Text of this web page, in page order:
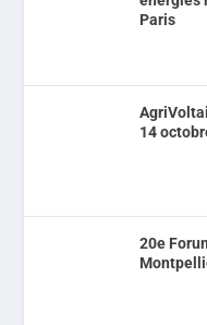
Paris
14
20e